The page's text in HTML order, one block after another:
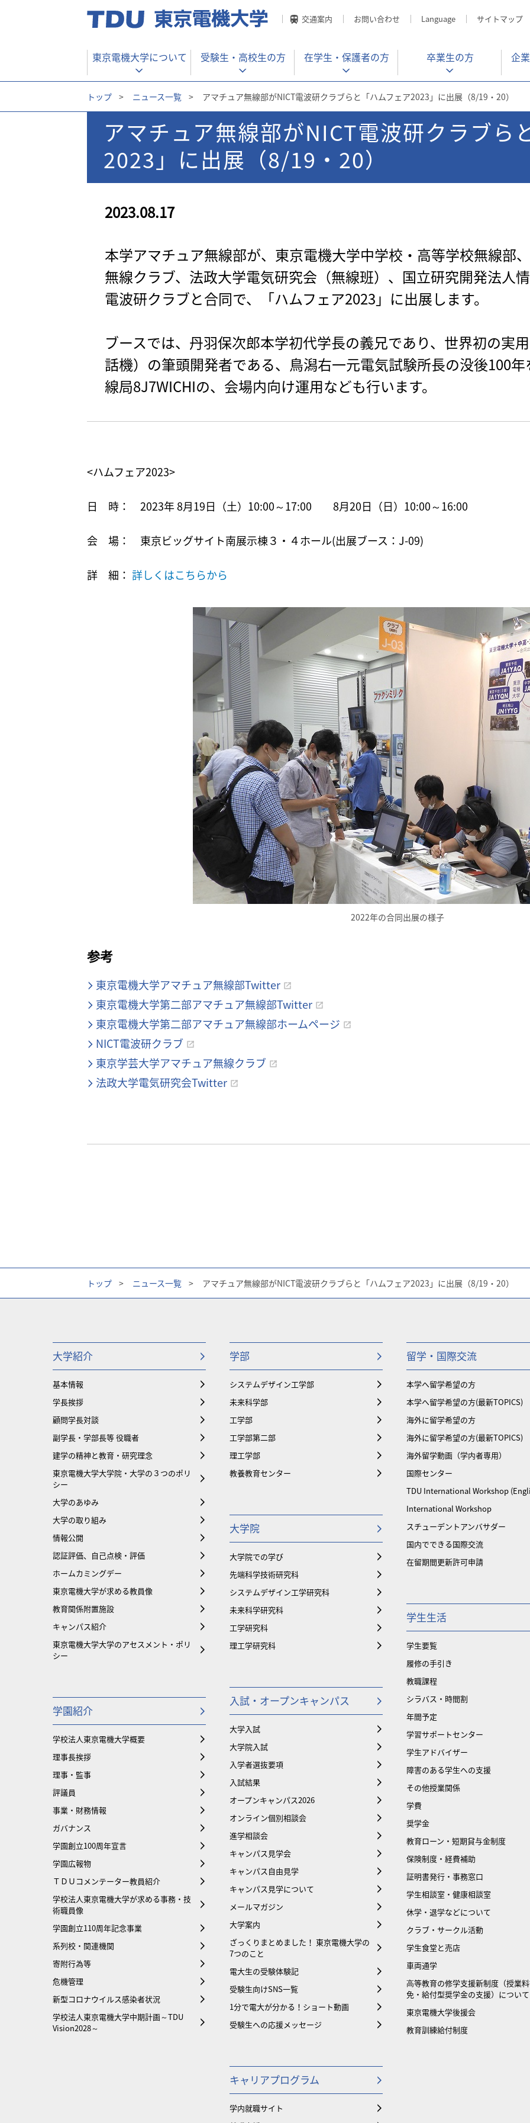
交通案内 お問い合わせ Language サイトマップ
東京電機大学について 受験生・ 高校生の方 在学生・ 保護者の方 卒業生の方 企
トップ > ニュース一覧 > アマチュア無線部がNICT電波研クラブらと「ハムフェア2023」に出展（8/19・20）
アマチュア無線部がNICT電波研クラブら
2023」に出展（8/19・20）
2023.08.17
本学アマチュア無線部が、東京電機大学中学校・高等学校無線部
無線クラブ、法政大学電気研究会（無線班）、国立研究開発法人情
電波研クラブと合同で、「ハムフェア2023」に出展します。
ブースでは、丹羽保次郎本学初代学長の義兄であり、世界初の実
話機）の筆頭開発者である、鳥潟右一元電気試験所長の没後100
線局8J7WICHIの、会場内向け運用なども行います。
<ハムフェア2023>
日 時： 2023年 8月19日（土）10:00～17:00 8月20日（日）10:00～16:00
会 場： 東京ビッグサイト南展示棟３・４ホール(出展ブース：J-09)
詳 細： 詳しくはこちらから
2022年の合同出展の様子
参考
東京電機大学アマチュア無線部Twitter
東京電機大学第二部アマチュア無線部Twitter
東京電機大学第二部アマチュア無線部ホームページ
NICT電波研クラブ
東京学芸大学アマチュア無線クラブ
法政大学電気研究会Twitter
トップ > ニュース一覧 > アマチュア無線部がNICT電波研クラブらと「ハムフェア2023」に出展（8/19・20）
大学紹介
基本情報
学長挨拶
顧問学長対談
副学長・学部長等 役職者
建学の精神と教育・研究理念
東京電機大学大学院・大学の３つのポリ
シー
大学のあゆみ
大学の取り組み
情報公開
認証評価、自己点検・評価
ホームカミングデー
東京電機大学が求める教員像
教育関係附置施設
キャンパス紹介
東京電機大学大学のアセスメント・ポリ
シー
学園紹介
学校法人東京電機大学概要
理事長挨拶
理事・監事
評議員
事業・財務情報
ガバナンス
学園創立100周年宣言
学園広報物
ＴＤＵコメンテーター教員紹介
学校法人東京電機大学が求める事務・技
術職員像
学園創立110周年記念事業
系列校・関連機関
寄附行為等
危機管理
新型コロナウイルス感染者状況
学校法人東京電機大学中期計画～TDU
Vision2028～
学部
システムデザイン工学部
未来科学部
工学部
工学部第二部
理工学部
教養教育センター
大学院
大学院での学び
先端科学技術研究科
システムデザイン工学研究科
未来科学研究科
工学研究科
理工学研究科
入試・オープンキャンパス
大学入試
大学院入試
入学者選抜要項
入試結果
オープンキャンパス2026
オンライン個別相談会
進学相談会
キャンパス見学会
キャンパス自由見学
キャンパス見学について
メールマガジン
大学案内
ざっくりまとめました！ 東京電機大学の
7つのこと
電大生の受験体験記
受験生向けSNS一覧
1分で電大が分かる！ショート動画
受験生への応援メッセージ
キャリアプログラム
学内就職サイト
留学・国際交流
本学へ留学希望の方
本学へ留学希望の方(最新TOPICS)
海外に留学希望の方
海外に留学希望の方(最新TOPICS)
海外留学動画（学内者専用）
国際センター
TDU International Workshop
International Workshop
スチューデントアンバサダー
国内でできる国際交流
在留期間更新許可申請
学生生活
学生要覧
履修の手引き
教職課程
シラバス・時間割
年間予定
学習サポートセンター
学生アドバイザー
障害のある学生への支援
その他授業関係
学費
奨学金
教育ローン・短期貸与金制度
保険制度・経費補助
証明書発行・事務窓口
学生相談室・健康相談室
休学・退学などについて
クラブ・サークル活動
学生食堂と売店
車両通学
⾼等教育の修学支援新制度（授業
免・給付型奨学金の支援）について
東京電機大学後援会
教育訓練給付制度